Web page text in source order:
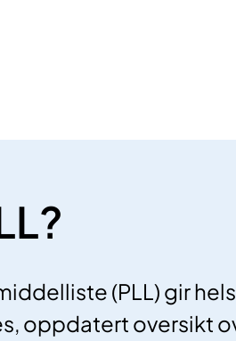
(PLL) gir
oppdatert oversikt